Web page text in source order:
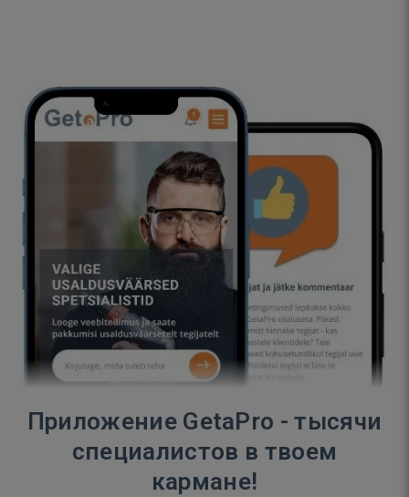
Приложение GetaPro - тысячи
специалистов в твоем
кармане!